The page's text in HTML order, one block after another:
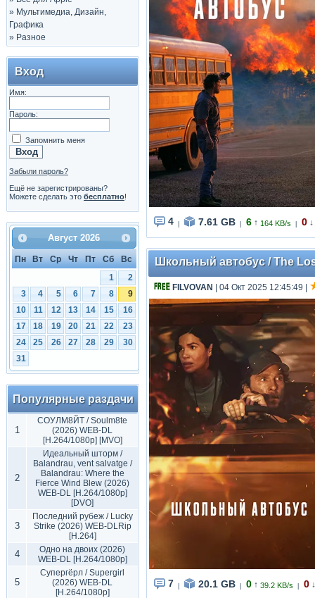
» Мультимедиа, Дизайн,
Графика
» Разное
Вход
Имя:
Пароль:
Запомнить меня
Забыли пароль?
Ещё не зарегистрированы?
Можете сделать это бесплатно!
Август 2026
Пн Вт Ср Чт Пт Сб
Вс
1
2
3
4 5 6 7 8
9
10
11 12 13 14 15
16
17
18 19 20 21 22
23
24
25 26 27 28 29
30
31
Популярные раздачи
1
СОУЛМ8ЙТ / Soulm8te
(2026) WEB-DL
[H.264/1080p] [MVO]
2
Идеальный шторм /
Balandrau, vent salvatge /
Balandrau: Where the
Fierce Wind Blew (2026)
WEB-DL [H.264/1080p]
[DVO]
3
Последний рубеж / Lucky
Strike (2026) WEB-DLRip
[H.264]
4
Одно на двоих (2026)
WEB-DL [H.264/1080p]
5
Супергёрл / Supergirl
(2026) WEB-DL
[H.264/1080p]
4 7.61 GB 6 ↑ 164 KB/s 0 ↓
Школьный автобус / The
FILVOVAN | 04 Окт 2025 12:45:49
7 20.1 GB 0 ↑ 39.2 KB/s 0 ↓